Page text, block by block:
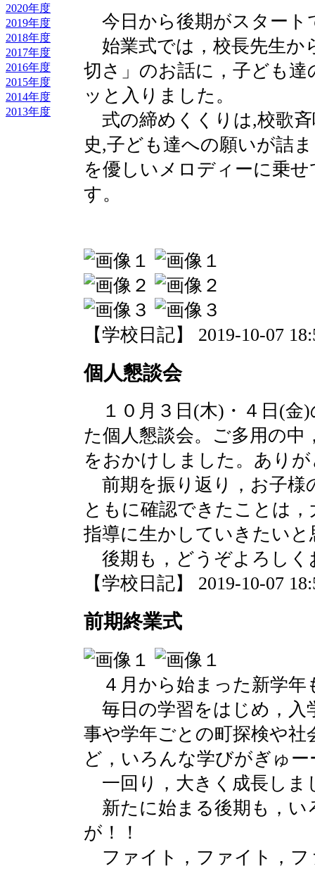
2020年度
2019年度
2018年度
2017年度
2016年度
2015年度
2014年度
2013年度
今日から後期がスタート
始業式では，校長先生か
切さ」のお話に，子ども
ッと入りました。
式の締めくくりは,校歌
史,子ども達への願いが詰
を優しいメロディーに乗
す。
【学校日記】 2019-10-07
個人懇談会
１０月３日(木)・４日(金
た個人懇談会。ご多用の中
をおかけしました。あり
前期を振り返り，お子様
ともに確認できたことは
指導に生かしていきたいと
後期も，どうぞよろしく
【学校日記】 2019-10-07
前期終業式
４月から始まった新学年
毎日の学習をはじめ，入
事や学年ごとの町探検や
ど，いろんな学びがぎゅ
一回り，大きく成長しま
新たに始まる後期も，い
が！！
ファイト，ファイト，